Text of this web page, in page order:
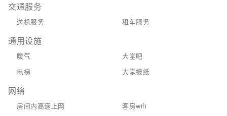
交通服务
送机服务 租车服务
通用设施
暖气
大堂吧
电梯
大堂报纸
网络
房间内高速上网
客房wifi